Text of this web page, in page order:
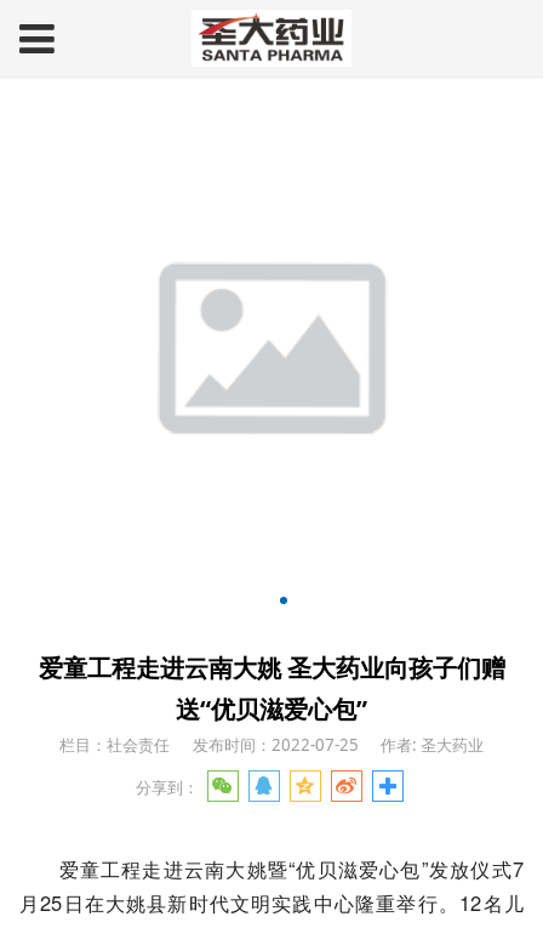
爱童工程走进云南大姚 圣大药业向孩子们赠
送“优贝滋爱心包”
栏目：社会责任 发布时间：2022-07-25
作者: 圣大药业
分享到：
爱童工程走进云南大姚暨“优贝滋爱心包”发放仪式7
月25日在大姚县新时代文明实践中心隆重举行。12名儿